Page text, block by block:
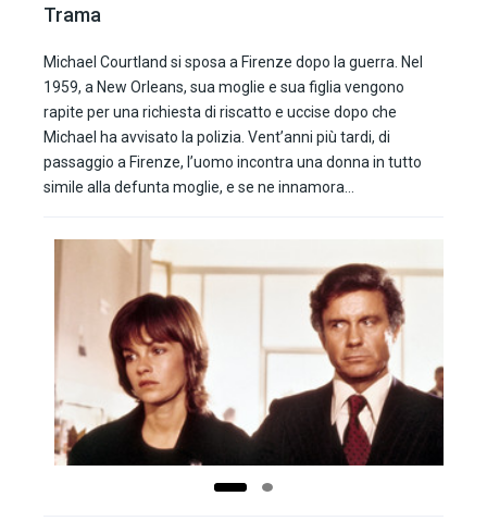
Trama
Michael Courtland si sposa a Firenze dopo la guerra. Nel
1959, a New Orleans, sua moglie e sua figlia vengono
rapite per una richiesta di riscatto e uccise dopo che
Michael ha avvisato la polizia. Vent’anni più tardi, di
passaggio a Firenze, l’uomo incontra una donna in tutto
simile alla defunta moglie, e se ne innamora…